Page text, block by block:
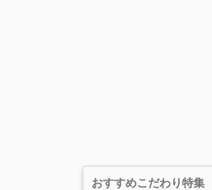
おすすめこだわり特集